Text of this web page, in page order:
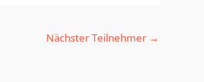
Nächster Teilnehmer →